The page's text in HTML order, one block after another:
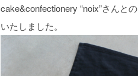
cake&confectionery “noix”さんと
いたしました。